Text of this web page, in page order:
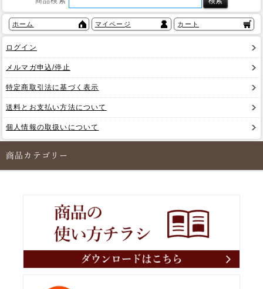
ホーム マイページ カート
ログイン
メルマガ申込/停止
特定商取引法に基づく表示
送料とお支払い方法について
個人情報の取扱いについて
商品カテゴリー